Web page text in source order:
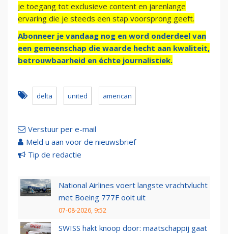
je toegang tot exclusieve content en jarenlange
ervaring die je steeds een stap voorsprong geeft.
Abonneer je vandaag nog en word onderdeel van
een gemeenschap die waarde hecht aan kwaliteit,
betrouwbaarheid en échte journalistiek.
delta united american
Verstuur per e-mail
Meld u aan voor de nieuwsbrief
Tip de redactie
National Airlines voert langste vrachtvlucht
met Boeing 777F ooit uit
07-08-2026, 9:52
SWISS hakt knoop door: maatschappij gaat